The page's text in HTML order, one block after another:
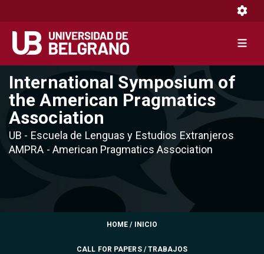
contenido
principal
International Symposium of
the American Pragmatics
Association
UB - Escuela de Lenguas y Estudios Extranjeros
AMPRA - American Pragmatics Association
HOME / INICIO
CALL FOR PAPERS / TRABAJOS